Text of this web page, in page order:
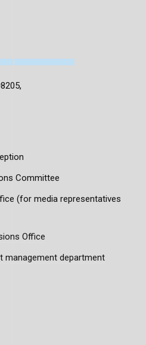
Committee
(for media representatives
Office
management department